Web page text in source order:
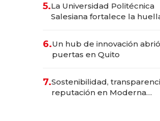
5.La Universidad Politécnica
Salesiana fortalece la
6.Un hub de innovación
puertas en Quito
7.Sostenibilidad,
reputación en Moderna